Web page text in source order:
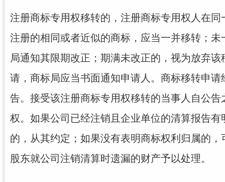
注册商标专用权移转的，注册商标专用权人在同
注册的相同或者近似的商标，应当一并移转；未
局通知其限期改正；期满未改正的，视为放弃
请，商标局应当书面通知申请人。 商标移转申请
告。接受该注册商标专用权移转的当事人自公告
权。 如果公司已经注销且企业单位的清算报告有
的，从其约定；如果没有表明商标权利归属的
股东就公司注销清算时遗漏的财产予以处理。